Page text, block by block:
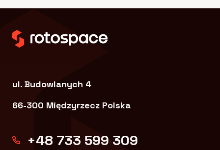
ul. Budowlanych 4
66-300 Międzyrzecz Polska
+48 733 599 309